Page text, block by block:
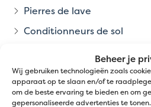
Beheer je
Wij gebruiken technologieën zoals
apparaat op te slaan en/of te
om de beste ervaring te bieden en om
gepersonaliseerde advertenties te
Pierres de lave
Conditionneurs de sol
Gazon et plus
Toit vert